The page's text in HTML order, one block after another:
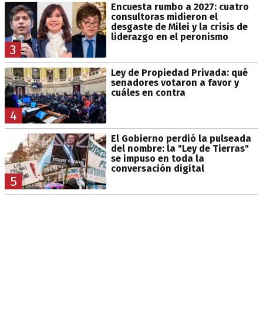
3
Encuesta rumbo a 2027: cuatro
consultoras midieron el
desgaste de Milei y la crisis de
liderazgo en el peronismo
4
Ley de Propiedad Privada: qué
senadores votaron a favor y
cuáles en contra
5
El Gobierno perdió la pulseada
del nombre: la "Ley de Tierras"
se impuso en toda la
conversación digital